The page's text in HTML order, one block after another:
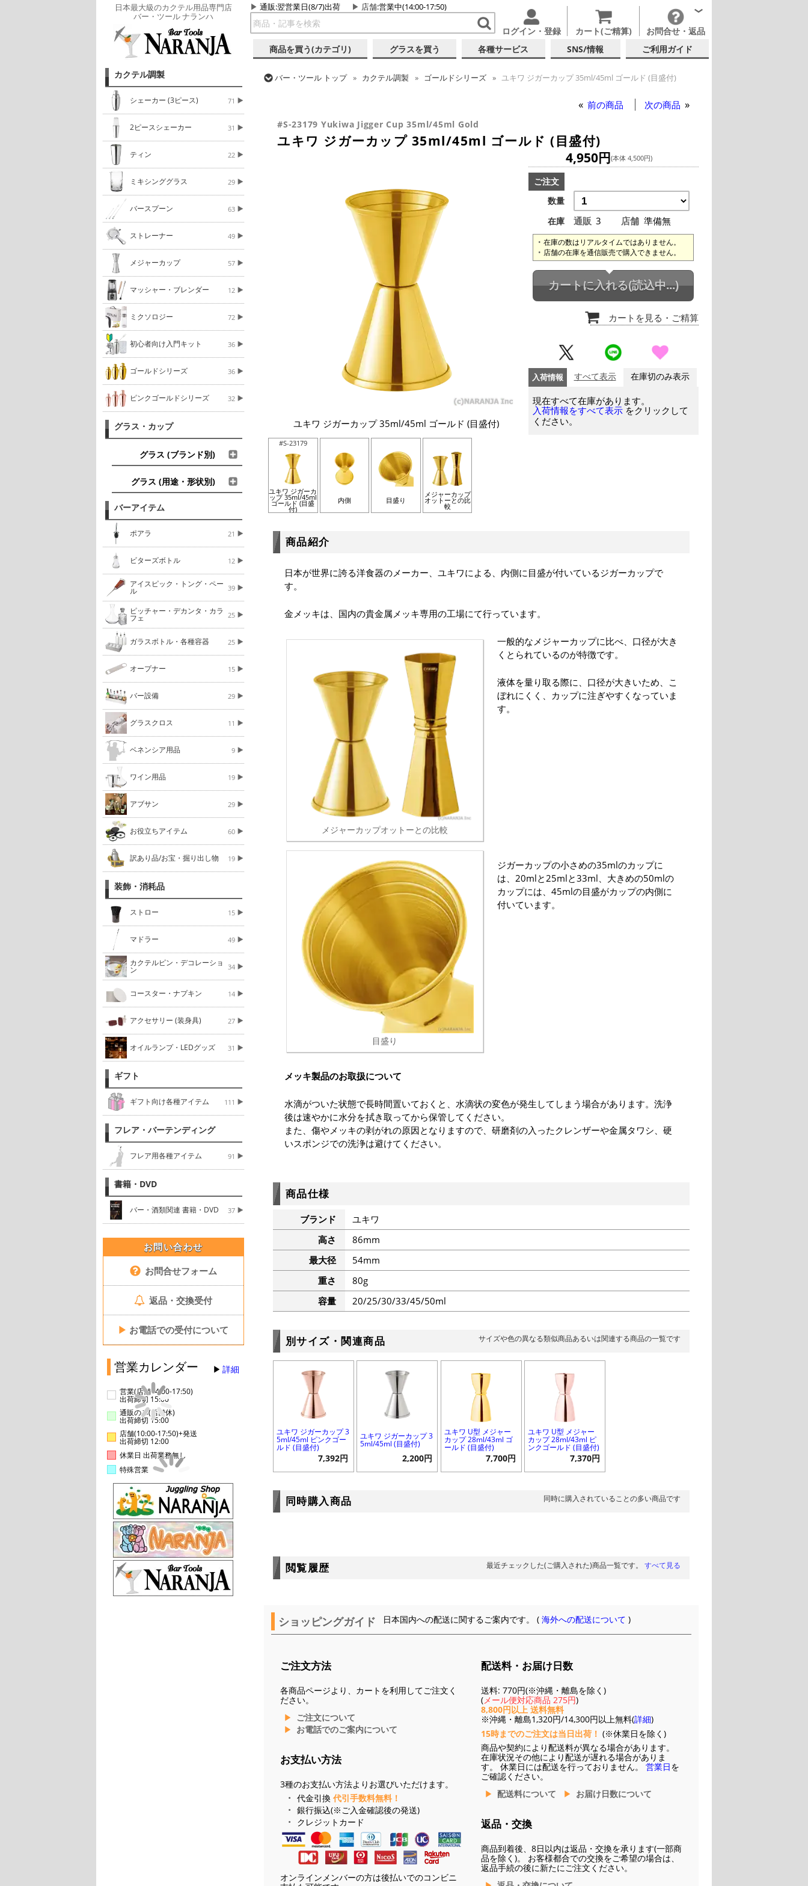
日本最大級のカクテル用品専門店
バー・ツール ナランハ
通販:翌営業日(8/7)出荷 店舗:営業中(14:00-17:50)
ログイン・登録 カート(ご精算) お問合せ・返品
商品を買う(カテゴリ) グラスを買う 各種サービス SNS/情報 ご利用ガイド
カクテル調製
シェーカー (3ピース) 71
2ピースシェーカー 31
ティン 22
ミキシンググラス 29
バースプーン 63
ストレーナー 49
メジャーカップ 57
マッシャー・ブレンダー 12
ミクソロジー 72
初心者向け入門キット 36
ゴールドシリーズ 36
ピンクゴールドシリーズ 32
グラス・カップ
グラス (ブランド別)
グラス (用途・形状別)
バーアイテム
ポアラ 21
ビターズボトル 12
アイスピック・トング・ペー
ル 39
ピッチャー・デカンタ・カラ
フェ 25
ガラスボトル・各種容器 25
オープナー 15
バー設備 29
グラスクロス 11
ベネンシア用品 9
ワイン用品 19
アブサン 29
お役立ちアイテム 60
訳あり品/お宝・掘り出し物 19
装飾・消耗品
ストロー 15
マドラー 49
カクテルピン・デコレーショ
ン 34
コースター・ナプキン 14
アクセサリー (装身具) 27
オイルランプ・LEDグッズ 31
ギフト
ギフト向け各種アイテム 111
フレア・バーテンディング
フレア用各種アイテム 91
書籍・DVD
バー・酒類関連 書籍・DVD 37
お問い合わせ
お問合せフォーム
返品・交換受付
▶ お電話での受付について
営業カレンダー 詳細
営業(店舗14:00-17:50)
出荷締切 15:00
通販のみ(店舗休)
出荷締切 15:00
店舗(10:00-17:50)+発送
出荷締切 12:00
休業日 出荷業務無し
特殊営業
バー・ツール トップ カクテル調製 ゴールドシリーズ
ユキワ ジガーカップ 35ml/45ml ゴールド (目盛付)
前の商品 次の商品
#S-23179 Yukiwa Jigger Cup 35ml/45ml Gold
ユキワ ジガーカップ 35ml/45ml ゴールド (目盛付)
ユキワ ジガーカップ 35ml/45ml ゴールド (目盛付)
#S-23179
ユキワ ジガーカ
ップ 35ml/45ml
ゴールド (目盛
付)
内側 目盛り
メジャーカップ
オットーとの比
較
4,950円(本体 4,500円)
ご注文
数量
在庫
通販 3 店舗 準備無
在庫の数はリアルタイムではありません。
店舗の在庫を通信販売で購入できません。
カートに入れる(読込中...)
カートを見る ・ご精算
入荷情報 すべて表示 在庫切のみ表示
現在すべて在庫があります。
入荷情報をすべて表示 をクリックして
ください。
商品紹介
日本が世界に誇る洋食器のメーカー、ユキワによる、内側に目盛が付いているジガーカップで
す。
金メッキは、国内の貴金属メッキ専用の工場にて行っています。
メジャーカップオットーとの比較
一般的なメジャーカップに比べ、口径が大き
くとられているのが特徴です。
液体を量り取る際に、口径が大きいため、こ
ぼれにくく、カップに注ぎやすくなっていま
す。
目盛り
ジガーカップの小さめの35mlのカップに
は、20mlと25mlと33ml、大きめの50mlの
カップには、45mlの目盛がカップの内側に
付いています。
メッキ製品のお取扱について
水滴がついた状態で長時間置いておくと、水滴状の変色が発生してしまう場合があります。洗浄
後は速やかに水分を拭き取ってから保管してください。
また、傷やメッキの剥がれの原因となりますので、研磨剤の入ったクレンザーや金属タワシ、硬
いスポンジでの洗浄は避けてください。
商品仕様
ブランド
ユキワ
高さ
86mm
最大径
54mm
重さ
80g
容量
20/25/30/33/45/50ml
別サイズ・関連商品 サイズや色の異なる類似商品あるいは関連する商品の一覧です
ユキワ ジガーカップ 3
5ml/45ml ピンクゴー
ルド (目盛付)
7,392円
ユキワ ジガーカップ 3
5ml/45ml (目盛付)
2,200円
ユキワ U型 メジャー
カップ 28ml/43ml ゴ
ールド (目盛付)
7,700円
ユキワ U型 メジャー
カップ 28ml/43ml ピ
ンクゴールド (目盛付)
7,370円
同時購入商品 同時に購入されていることの多い商品です
閲覧履歴 最近チェックした(ご購入された)商品一覧です。 すべて見る
ショッピングガイド 日本国内への配送に関するご案内です。 (海外への配送について )
ご注文方法
各商品ページより、カートを利用してご注文く
ださい。
ご注文について
お電話でのご案内について
お支払い方法
3種のお支払い方法よりお選びいただけます。
代金引換 代引手数料無料！
銀行振込(※ご入金確認後の発送)
クレジットカード
オンラインメンバーの方は後払いでのコンビニ
配送料・お届け日数
送料: 770円(※沖縄・離島を除く)
(メール便対応商品 275円)
8,800円以上 送料無料
※沖縄・離島1,320円/14,300円以上無料(詳細)
15時までのご注文は当日出荷！ (※休業日を除く)
商品や契約により配送料が異なる場合があります。
在庫状況その他により配送が遅れる場合がありま
す。 休業日には配送を行っておりません。 営業日を
ご確認ください。
配送料について
お届け日数について
返品・交換
商品到着後、8日以内は返品・交換を承ります(一部商
品を除く)。 お客様都合での交換をご希望の場合は、
返品手続の後に新たにご注文ください。